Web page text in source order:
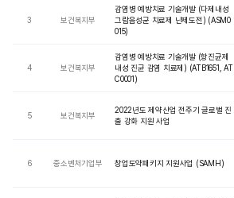
3 보건복지부
감염병 예방치료 기술개발 (다제내성
그람음성균 치료제 난제도전) (ASM0
015)
4 보건복지부
감염병 예방치료 기술개발 (항진균제
내성 진균 감염 치료제) (ATB1651, AT
C0001)
5 보건복지부
2022년도 제약산업 전주기 글로벌 진
출 강화 지원 사업
6 중소벤처기업부 창업도약패키지 지원사업 (SAMH)